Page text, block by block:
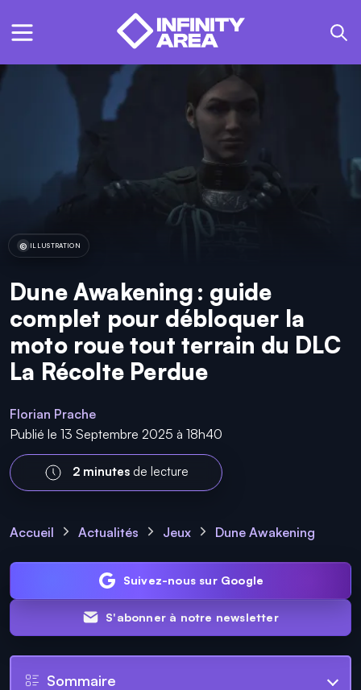
ILLUSTRATION
Dune Awakening : guide
complet pour débloquer la
moto roue tout terrain du DLC
La Récolte Perdue
Florian Prache
Publié le 13 Septembre 2025 à 18h40
2 minutes de lecture
Accueil Actualités Jeux Dune Awakening
Suivez-nous sur Google
S'abonner à notre newsletter
Sommaire